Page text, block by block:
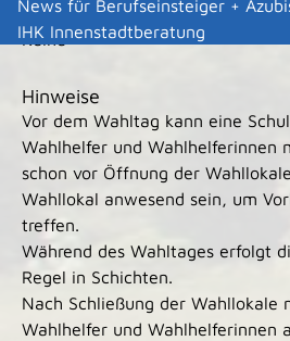
News für Berufseinsteiger +
IHK Innenstadtberatung
Kosten
Keine
Hinweise
Vor dem Wahltag kann eine
Wahlhelfer und Wahlhelferinnen
schon vor Öffnung der
Wahllokal anwesend sein, um
treffen.
Während des Wahltages erfolgt
Regel in Schichten.
Nach Schließung der Wahllokale
Wahlhelfer und Wahlhelferinnen